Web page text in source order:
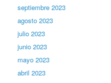
septiembre 2023
agosto 2023
julio 2023
junio 2023
mayo 2023
abril 2023